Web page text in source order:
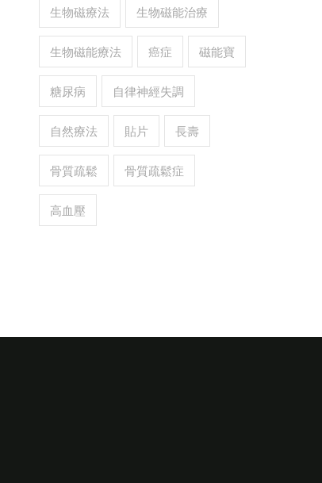
生物磁療法 生物磁能治療
生物磁能療法 癌症 磁能寶
糖尿病 自律神經失調
自然療法 貼片 長壽
骨質疏鬆 骨質疏鬆症
高血壓